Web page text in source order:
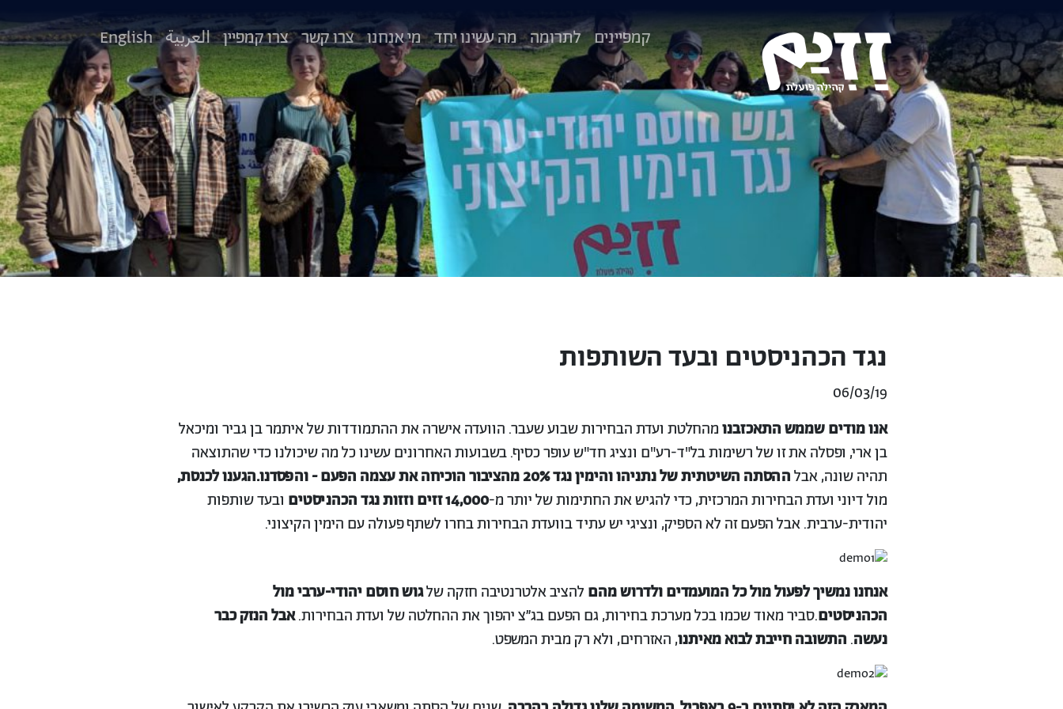
קמפיינים לתרומה מה עשינו יחד מי אנחנו צרו קשר צרו קמפיין العربية English
נגד הכהניסטים ובעד השותפות
06/03/19
אנו מודים שממש התאכזבנומהחלטת ועדת הבחירות שבוע שעבר. הוועדה אישרה את ההתמודדות של איתמר בן גביר ומיכאל
בן ארי, ופסלה את זו של רשימות בל"ד-רע"ם ונציג חד"ש עופר כסיף. בשבועות האחרונים עשינו כל מה שיכולנו כדי שהתוצאה
תהיה שונה, אבלההסתה השיטתית של נתניהו והימין נגד 20% מהציבור הוכיחה את עצמה הפעם - והפסדנו.הגענו לכנסת,
מול דיוני ועדת הבחירות המרכזית, כדי להגיש את החתימות של יותר מ-14,000 זזים וזזות נגד הכהניסטים
ובעד שותפות
יהודית-ערבית. אבל הפעם זה לא הספיק, ונציגי יש עתיד בוועדת הבחירות בחרו לשתף פעולה עם הימין הקיצוני.
אנחנו נמשיך לפעול מול כל המועמדים ולדרוש מהם להציב אלטרנטיבה חזקה שלגוש חוסם יהודי-ערבי מול
הכהניסטים.סביר מאוד שכמו בכל מערכת בחירות, גם הפעם בג״צ יהפוך את ההחלטה של ועדת הבחירות.אבלהנזק כבר
נעשה. התשובה חייבת לבוא מאיתנו, האזרחים, ולא רק מבית המשפט.